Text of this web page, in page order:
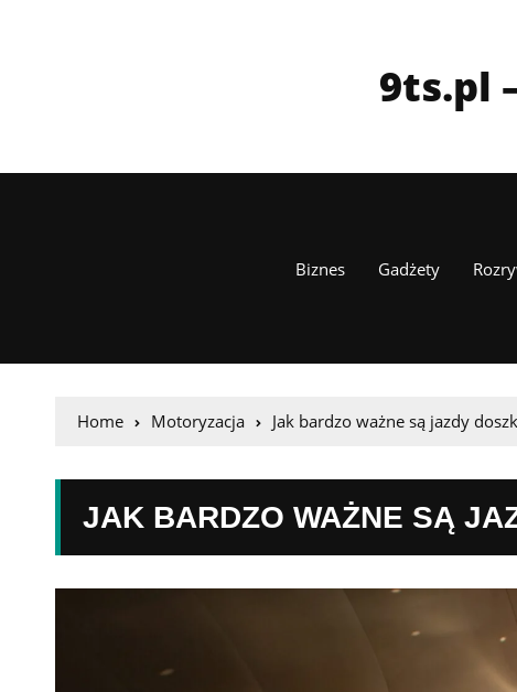
9ts.pl
Biznes Gadżety
Home Motoryzacja Jak bardzo ważne są jazdy
JAK BARDZO WAŻNE SĄ